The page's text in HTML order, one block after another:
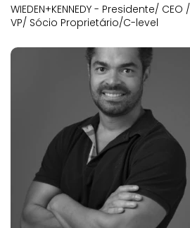
WIEDEN+KENNEDY - Presidente/ CEO /
VP/ Sócio Proprietário/C-level